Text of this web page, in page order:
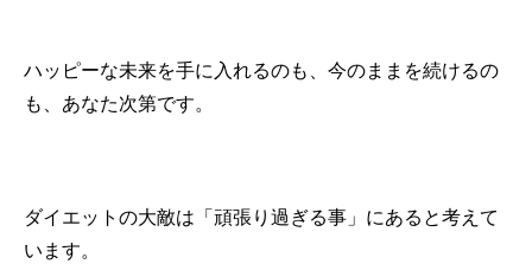
ハッピーな未来を手に入れるのも、今のままを続けるの
も、あなた次第です。
ダイエットの大敵は「頑張り過ぎる事」にあると考えて
います。